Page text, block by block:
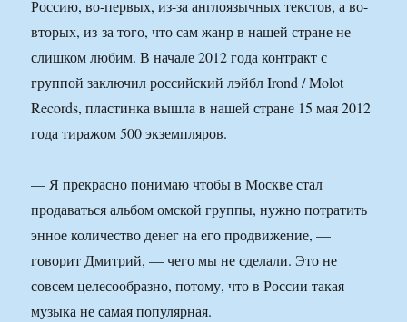
Россию, во-первых, из-за англоязычных текстов, а во-
вторых, из-за того, что сам жанр в нашей стране не
слишком любим. В начале 2012 года контракт с
группой заключил российский лэйбл Irond / Molot
Records, пластинка вышла в нашей стране 15 мая 2012
года тиражом 500 экземпляров.
— Я прекрасно понимаю чтобы в Москве стал
продаваться альбом омской группы, нужно потратить
энное количество денег на его продвижение, —
говорит Дмитрий, — чего мы не сделали. Это не
совсем целесообразно, потому, что в России такая
музыка не самая популярная.